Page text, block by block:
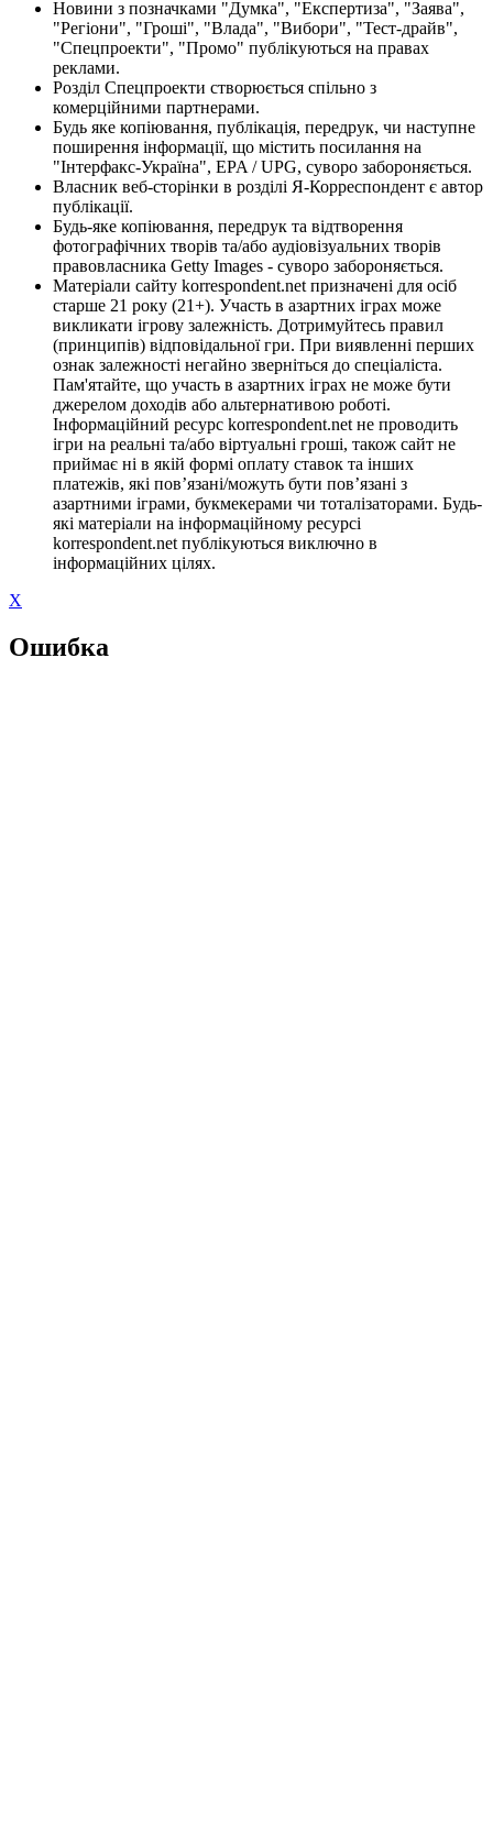
Новини з позначками "Думка", "Експертиза", "Заява",
"Регіони", "Гроші", "Влада", "Вибори", "Тест-драйв",
"Спецпроекти", "Промо" публікуються на правах
реклами.
Розділ Спецпроекти створюється спільно з
комерційними партнерами.
Будь яке копіювання, публікація, передрук, чи наступне
поширення інформації, що містить посилання на
"Інтерфакс-Україна", EPA / UPG, суворо забороняється.
Власник веб-сторінки в розділі Я-Корреспондент є автор
публікації.
Будь-яке копіювання, передрук та відтворення
фотографічних творів та/або аудіовізуальних творів
правовласника Getty Images - суворо забороняється.
Матеріали сайту korrespondent.net призначені для осіб
старше 21 року (21+). Участь в азартних іграх може
викликати ігрову залежність. Дотримуйтесь правил
(принципів) відповідальної гри. При виявленні перших
ознак залежності негайно зверніться до спеціаліста.
Пам'ятайте, що участь в азартних іграх не може бути
джерелом доходів або альтернативою роботі.
Інформаційний ресурс korrespondent.net не проводить
ігри на реальні та/або віртуальні гроші, також сайт не
приймає ні в якій формі оплату ставок та інших
платежів, які пов’язані/можуть бути пов’язані з
азартними іграми, букмекерами чи тоталізаторами. Будь-
які матеріали на інформаційному ресурсі
korrespondent.net публікуються виключно в
інформаційних цілях.
X
Ошибка